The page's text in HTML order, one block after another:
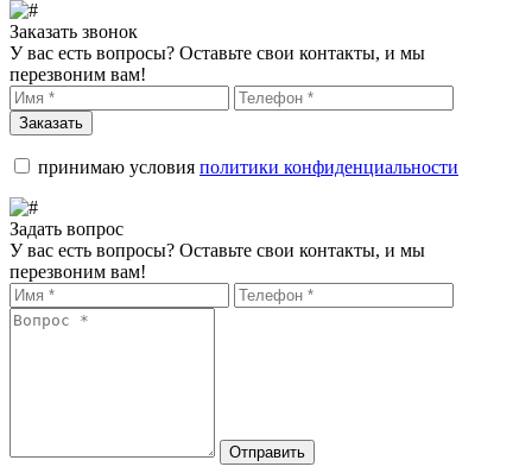
Заказать звонок
У вас есть вопросы? Оставьте свои контакты, и мы
перезвоним вам!
Заказать
принимаю условия политики конфиденциальности
Задать вопрос
У вас есть вопросы? Оставьте свои контакты, и мы
перезвоним вам!
Отправить